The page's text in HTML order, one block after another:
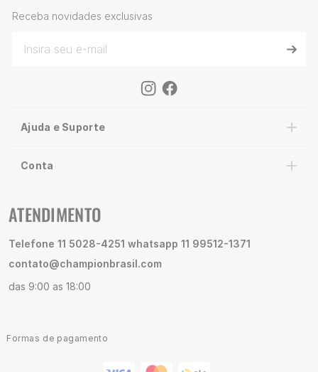
Receba novidades exclusivas
Ajuda e Suporte
Conta
ATENDIMENTO
Telefone 11 5028-4251 whatsapp 11 99512-1371
contato@championbrasil.com
das 9:00 as 18:00
Formas de pagamento